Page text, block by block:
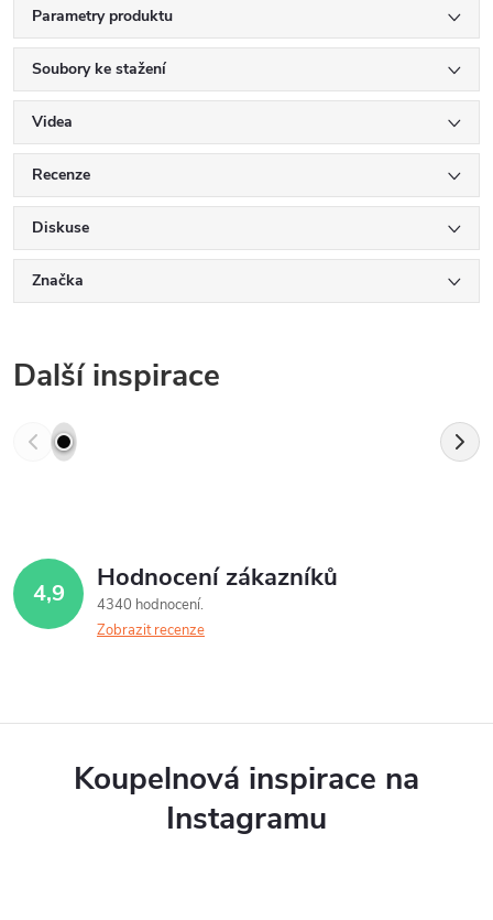
Parametry produktu
Soubory ke stažení
Videa
Recenze
Diskuse
Značka
Další inspirace
4,9 Hodnocení zákazníků
4340 hodnocení
Zobrazit recenze
Koupelnová inspirace na
Instagramu